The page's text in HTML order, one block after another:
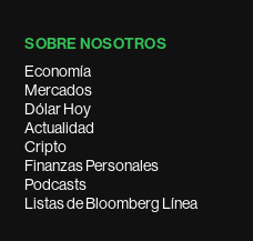
SOBRE NOSOTROS
Economía
Mercados
Dólar Hoy
Actualidad
Cripto
Finanzas Personales
Podcasts
Listas de Bloomberg Línea